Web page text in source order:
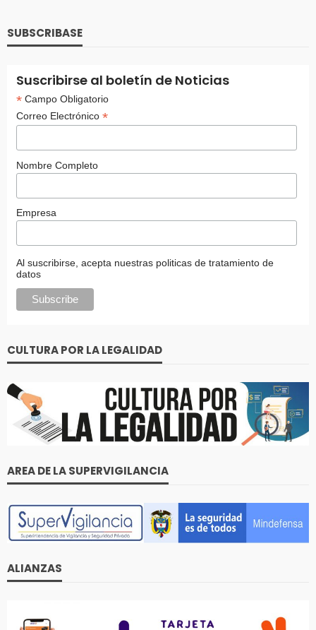
SUBSCRIBASE
Suscribirse al boletín de Noticias
*Campo Obligatorio
Correo Electrónico *
Nombre Completo
Empresa
Al suscribirse, acepta nuestras politicas de tratamiento de
datos
CULTURA POR LA LEGALIDAD
AREA DE LA SUPERVIGILANCIA
ALIANZAS